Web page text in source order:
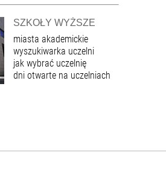
SZKOŁY WYŻSZE
miasta akademickie
wyszukiwarka uczelni
jak wybrać uczelnię
dni otwarte na uczelniach